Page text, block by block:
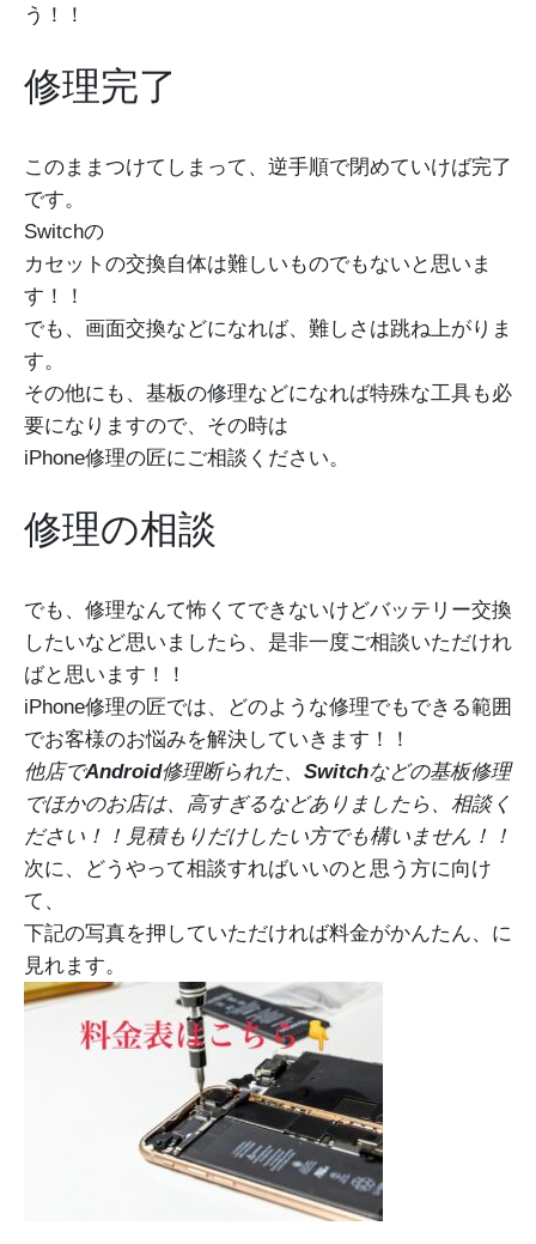
う！！
修理完了
このままつけてしまって、逆手順で閉めていけば完了
です。
Switchの
カセットの交換自体は難しいものでもないと思いま
す！！
でも、画面交換などになれば、難しさは跳ね上がりま
す。
その他にも、基板の修理などになれば特殊な工具も必
要になりますので、その時は
iPhone修理の匠にご相談ください。
修理の相談
でも、修理なんて怖くてできないけどバッテリー交換
したいなど思いましたら、是非一度ご相談いただけれ
ばと思います！！
iPhone修理の匠では、どのような修理でもできる範囲
でお客様のお悩みを解決していきます！！
他店でAndroid修理断られた、 Switchなどの基板修理
でほかのお店は、高すぎるなどありましたら、相談く
ださい！！見積もりだけしたい方でも構いません！！
次に、どうやって相談すればいいのと思う方に向け
て、
下記の写真を押していただければ料金がかんたん、に
見れます。